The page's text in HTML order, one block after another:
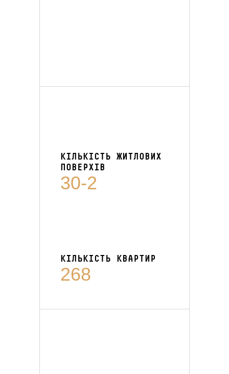
КІЛЬКІСТЬ ЖИТЛОВИХ
ПОВЕРХІВ
30-2
КІЛЬКІСТЬ КВАРТИР
268